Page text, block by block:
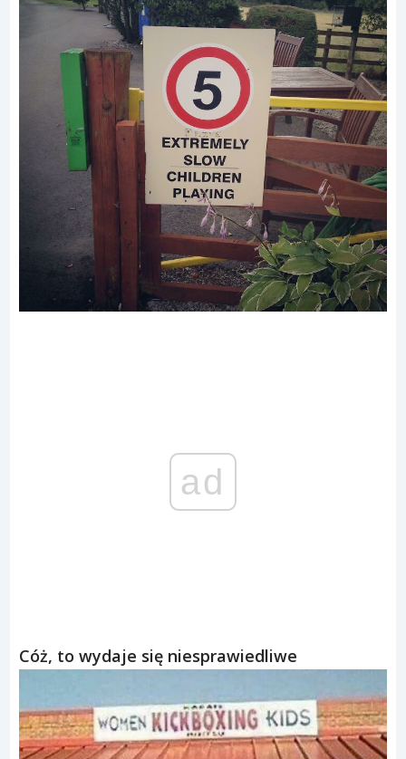
ad
Cóż, to wydaje się niesprawiedliwe